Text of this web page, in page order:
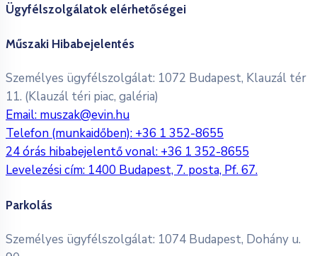
Ügyfélszolgálatok elérhetőségei
Műszaki Hibabejelentés
Személyes ügyfélszolgálat: 1072 Budapest, Klauzál tér
11. (Klauzál téri piac, galéria)
Email: muszak@evin.hu
Telefon (munkaidőben): +36 1 352-8655
24 órás hibabejelentő vonal: +36 1 352-8655
Levelezési cím: 1400 Budapest, 7. posta, Pf. 67.
Parkolás
Személyes ügyfélszolgálat: 1074 Budapest, Dohány u.